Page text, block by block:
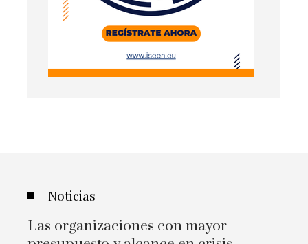
Noticias
Las organizaciones con mayor